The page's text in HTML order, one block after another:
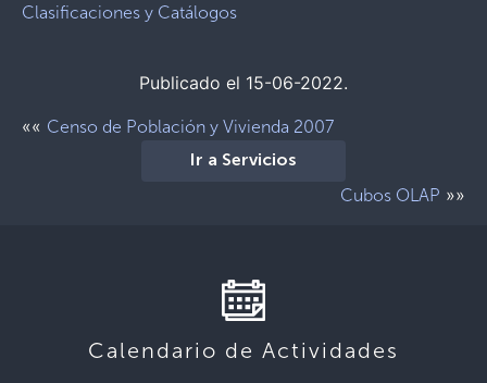
Clasificaciones y Catálogos
Publicado el 15-06-2022.
«« Censo de Población y Vivienda 2007
Ir a Servicios
Cubos OLAP »»
Calendario de Actividades